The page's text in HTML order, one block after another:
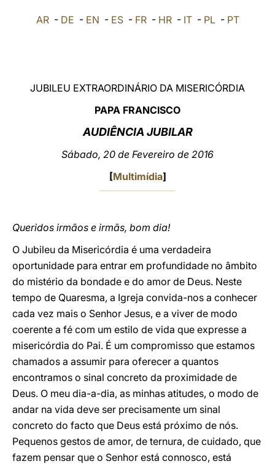
العربيّة AR- DE - EN - ES- FR- HR- IT- PL- PT
JUBILEU EXTRAORDINÁRIO DA MISERICÓRDIA
PAPA FRANCISCO
AUDIÊNCIA JUBILAR
Sábado, 20 de Fevereiro de 2016
[Multimídia]
Queridos irmãos e irmãs, bom dia!
O Jubileu da Misericórdia é uma verdadeira
oportunidade para entrar em profundidade no âmbito
do mistério da bondade e do amor de Deus. Neste
tempo de Quaresma, a Igreja convida-nos a conhecer
cada vez mais o Senhor Jesus, e a viver de modo
coerente a fé com um estilo de vida que expresse a
misericórdia do Pai. É um compromisso que estamos
chamados a assumir para oferecer a quantos
encontramos o sinal concreto da proximidade de
Deus. O meu dia-a-dia, as minhas atitudes, o modo de
andar na vida deve ser precisamente um sinal
concreto do facto que Deus está próximo de nós.
Pequenos gestos de amor, de ternura, de cuidado, que
fazem pensar que o Senhor está connosco, está